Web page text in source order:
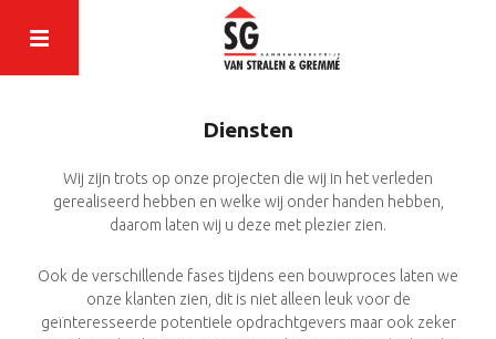
Diensten
Wij zijn trots op onze projecten die wij in het verleden
gerealiseerd hebben en welke wij onder handen hebben,
daarom laten wij u deze met plezier zien.
Ook de verschillende fases tijdens een bouwproces laten we
onze klanten zien, dit is niet alleen leuk voor de
geïnteresseerde potentiele opdrachtgevers maar ook zeker